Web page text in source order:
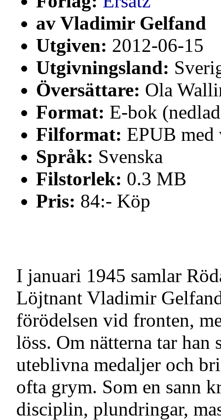
av Vladimir Gelfand
Utgiven: 2012-06-15
Utgivningsland:
Översättare: Ola
Format: E-bok
Filformat: EPUB med
Språk: Svenska
Filstorlek: 0.3 MB
Pris: 84:- Köp
I januari 1945 samlar
Löjtnant Vladimir
förödelsen vid fronten,
löss. Om nätterna tar
uteblivna medaljer och
ofta grym. Som en sann
disciplin, plundringar,